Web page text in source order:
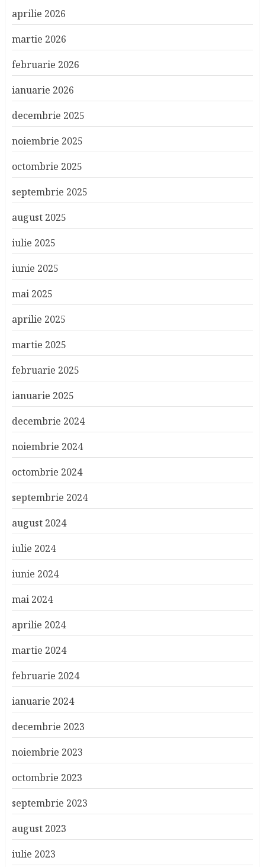
aprilie 2026
martie 2026
februarie 2026
ianuarie 2026
decembrie 2025
noiembrie 2025
octombrie 2025
septembrie 2025
august 2025
iulie 2025
iunie 2025
mai 2025
aprilie 2025
martie 2025
februarie 2025
ianuarie 2025
decembrie 2024
noiembrie 2024
octombrie 2024
septembrie 2024
august 2024
iulie 2024
iunie 2024
mai 2024
aprilie 2024
martie 2024
februarie 2024
ianuarie 2024
decembrie 2023
noiembrie 2023
octombrie 2023
septembrie 2023
august 2023
iulie 2023